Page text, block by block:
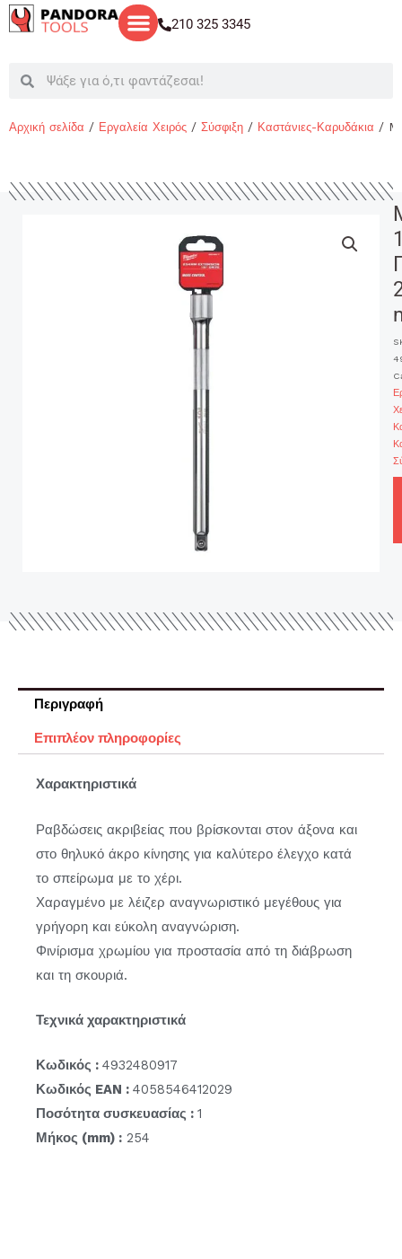
Μετάβαση
στο
210 325 3345
SearchSearch
Αρχική σελίδα / Εργαλεία Χειρός / Σύσφιξη / Καστάνιες-Καρυδάκια /
Περιγραφή
Επιπλέον πληροφορίες
Χαρακτηριστικά
Ραβδώσεις ακριβείας που βρίσκονται στον άξονα και
στο θηλυκό άκρο κίνησης για καλύτερο έλεγχο κατά
το σπείρωμα με το χέρι.
Χαραγμένο με λέιζερ αναγνωριστικό μεγέθους για
γρήγορη και εύκολη αναγνώριση.
Φινίρισμα χρωμίου για προστασία από τη διάβρωση
και τη σκουριά.
Τεχνικά χαρακτηριστικά
Κωδικός : 4932480917
Κωδικός EAN : 4058546412029
Ποσότητα συσκευασίας : 1
Μήκος (mm) : 254